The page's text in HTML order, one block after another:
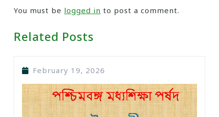
You must be logged in to post a comment.
Related Posts
February 19, 2026